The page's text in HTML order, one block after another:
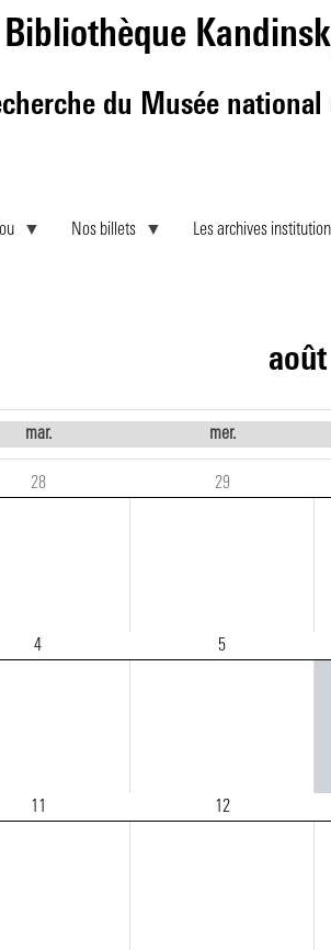
au
principal
Bibliothèque
du Musée
Nos billets Les archives
mar. mer.
28 29
4 5
11 12